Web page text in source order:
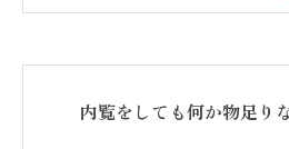
内覧をしても何か物足り